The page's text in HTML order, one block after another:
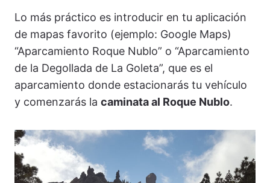
Lo más práctico es introducir en tu aplicación
de mapas favorito (ejemplo: Google Maps)
“Aparcamiento Roque Nublo” o “Aparcamiento
de la Degollada de La Goleta”, que es el
aparcamiento donde estacionarás tu vehículo
y comenzarás la caminata al Roque Nublo.